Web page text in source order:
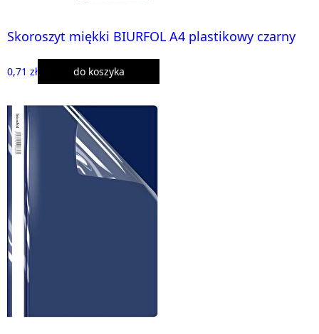
Skoroszyt miękki BIURFOL A4 plastikowy czarny
0,71 zł do koszyka